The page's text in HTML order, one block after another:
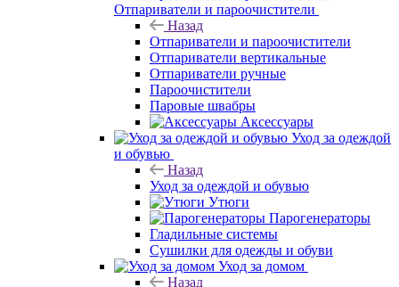
Отпариватели и пароочистители
Назад
Отпариватели и пароочистители
Отпариватели вертикальные
Отпариватели ручные
Пароочистители
Паровые швабры
Аксессуары
Уход за одеждой
и обувью
Назад
Уход за одеждой и обувью
Утюги
Парогенераторы
Гладильные системы
Сушилки для одежды и обуви
Уход за домом
Назад